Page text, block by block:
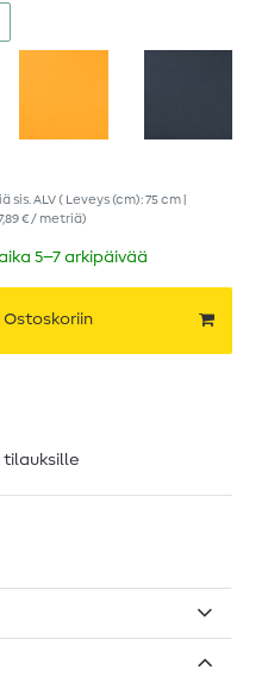
sis. ALV( Leveys (cm): 75 cm |
€ / metriä)
5–7 arkipäivää
Ostoskoriin
tilauksille